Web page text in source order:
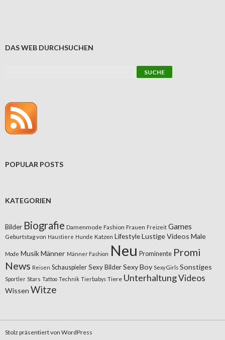
DAS WEB DURCHSUCHEN
POPULAR POSTS
KATEGORIEN
Bilder Biografie Damenmode Fashion Frauen Freizeit Games
Geburtstag von Haustiere Hunde Katzen LifestyleLustige Videos Male
Mode MusikMänner Männer Fashion Neu Prominente Promi
News Reisen Schauspieler Sexy BilderSexy Boy Sexy Girls Sonstiges
Sportler Stars Tattoo Technik Tierbabys Tiere UnterhaltungVideos
Wissen Witze
Stolz präsentiert von WordPress